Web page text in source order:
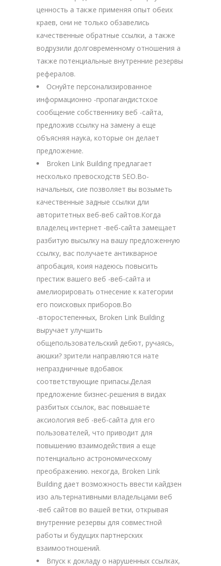
ценность а также применяя опыт обеих
краев, они не только обзавелись
качественные обратные ссылки, а также
водрузили долговременному отношения а
также потенциальные внутренние резервы
рефералов.
Оснуйте персонализированное
информационно -пропагандистское
сообщение собственнику веб -сайта,
предложив ссылку на замену а еще
объясняя наука, которые он делает
предложение.
Broken Link Building предлагает
несколько превосходств SEO.Во-
начальных, сие позволяет вы возыметь
качественные задные ссылки дли
авторитетных веб-веб сайтов.Когда
владелец интернет -веб-сайта замещает
разбитую высылку на вашу предложенную
ссылку, вас получаете антикварное
апробация, коия надеюсь повысить
престиж вашего веб -веб-сайта и
амелиорировать отнесение к категории
его поисковых приборов.Во
-второстепенных, Broken Link Building
выручает улучшить
общепользовательский дебют, ручаясь,
аюшки? зрители направляются нате
непраздничные вдобавок
соответствующие припасы.Делая
предложение бизнес-решения в видах
разбитых ссылок, вас повышаете
аксиология веб -веб-сайта для его
пользователей, что приводит для
повышению взаимодействия а еще
потенциально астрономическому
преображению. некогда, Broken Link
Building дает возможность ввести кайдзен
изо альтернативными владельцами веб
-веб сайтов во вашей ветки, открывая
внутренние резервы для совместной
работы и будущих партнерских
взаимоотношений.
Впуск к докладу о нарушенных ссылках,